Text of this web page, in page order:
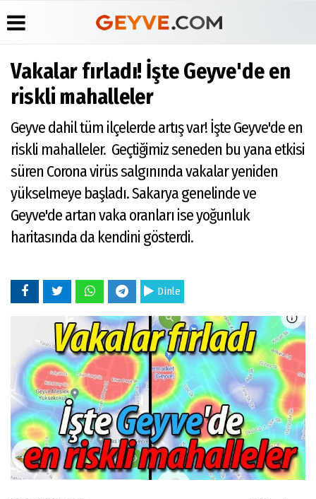
Üye Paneli
Haber
Arşivi
Haberleri
Anketler
Biyografiler
Galeri
Foto
Galeri
Etkinlikler
Medyabar.com
Künye
İletişim
Vakalar fırladı! İşte Geyve'de en
riskli mahalleler
Geyve dahil tüm ilçelerde artış var! İşte Geyve'de en
riskli mahalleler. Geçtiğimiz seneden bu yana etkisi
süren Corona virüs salgınında vakalar yeniden
yükselmeye başladı. Sakarya genelinde ve
Geyve'de artan vaka oranları ise yoğunluk
haritasında da kendini gösterdi.
Dinle